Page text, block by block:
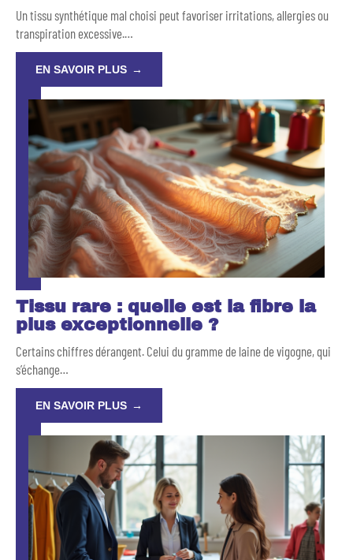
Un tissu synthétique mal choisi peut favoriser irritations, allergies ou
transpiration excessive.…
EN SAVOIR PLUS
Tissu rare : quelle est la fibre la
plus exceptionnelle ?
Certains chiffres dérangent. Celui du gramme de laine de vigogne, qui
s’échange…
EN SAVOIR PLUS